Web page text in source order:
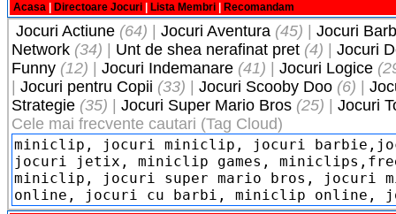
Acasa Directoare Jocuri Lista Membri Recomandam
Jocuri Actiune (64) Jocuri Aventura (45)
Jocuri
Network (34) Unt de shea nerafinat pret (4)
Jocuri
Funny (12) Jocuri Indemanare (41) Jocuri Logice
Jocuri pentru Copii (33) Jocuri Scooby Doo (6)
Strategie (35) Jocuri Super Mario Bros (25)
Jocuri
Cele mai frecvente cautari (Tag Cloud)